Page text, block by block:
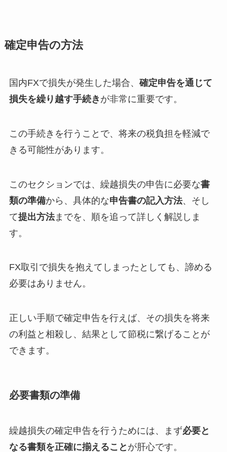
確定申告の方法
国内FXで損失が発生した場合、 確定申告を通じて
損失を繰り越す手続き が非常に重要です。
この手続きを行うことで、将来の税負担を軽減で
きる可能性があります。
このセクションでは、繰越損失の申告に必要な書
類の準備から、具体的な申告書の記入方法、そし
て提出方法までを、順を追って詳しく解説しま
す。
FX取引で損失を抱えてしまったとしても、諦める
必要はありません。
正しい手順で確定申告を行えば、その損失を将来
の利益と相殺し、結果として節税に繋げることが
できます。
必要書類の準備
繰越損失の確定申告を行うためには、まず必要と
なる書類を正確に揃えること が肝心です。